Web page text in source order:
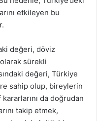
etkileyen bu
değeri, döviz
sürekli
değeri, Türkiye
sahip olup, bireylerin
da doğrudan
takip etmek,